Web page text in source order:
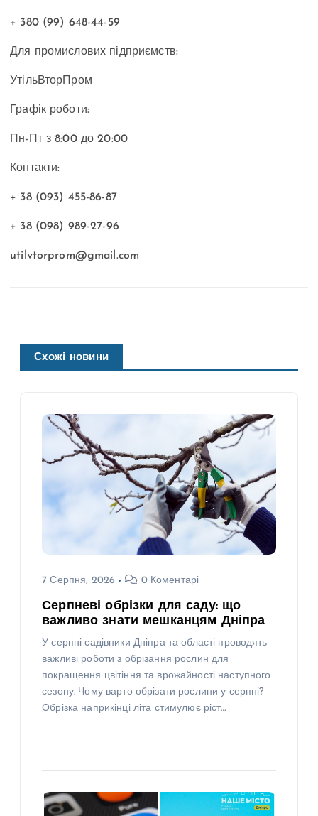
+ 380 (99) 648-44-59
Для промислових підприємств:
УтільВторПром
Графік роботи:
Пн-Пт з 8:00 до 20:00
Контакти:
+ 38 (093) 455-86-87
+ 38 (098) 989-27-96
utilvtorprom@gmail.com
Схожі новини
7 Серпня, 2026 0 Коментарі
Серпневі обрізки для саду: що
важливо знати мешканцям Дніпра
У серпні садівники Дніпра та області проводять
важливі роботи з обрізання рослин для
покращення цвітіння та врожайності наступного
сезону. Чому варто обрізати рослини у серпні?
Обрізка наприкінці літа стимулює ріст…